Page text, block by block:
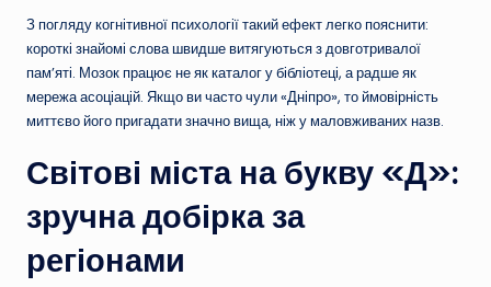
З погляду когнітивної психології такий ефект легко пояснити:
короткі знайомі слова швидше витягуються з довготривалої
пам’яті. Мозок працює не як каталог у бібліотеці, а радше як
мережа асоціацій. Якщо ви часто чули «Дніпро», то ймовірність
миттєво його пригадати значно вища, ніж у маловживаних назв.
Світові міста на букву «Д»:
зручна добірка за
регіонами